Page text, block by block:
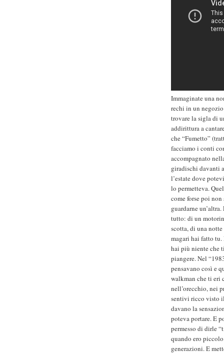
Immaginate una
rechi in un
trovare la sigla di
addirittura a
che “Fumetto”
facciamo i conti
accompagnato
giradischi davanti
l’estate dove
lo permetteva.
come forse poi
guardarne
tutto: di un
scotta, di una
magari hai fatto
hai più niente che
piangere. Nel
pensavano così e
walkman che ti eri
nell’orecchio, nei
sentivi ricco visto
davano la
poteva portare. E
permesso di dirle
quando ero
generazioni. E